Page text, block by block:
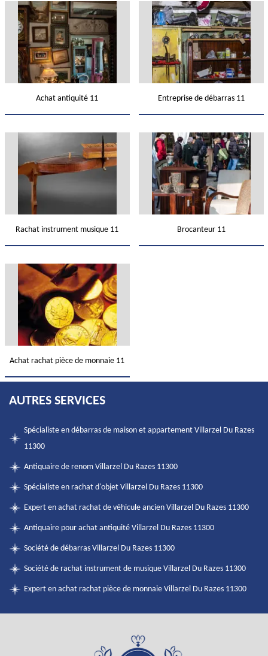
Achat antiquité 11 Entreprise de débarras 11
Rachat instrument musique 11 Brocanteur 11
Achat rachat pièce de monnaie 11
AUTRES SERVICES
Spécialiste en débarras de maison et appartement Villarzel Du Razes
11300
Antiquaire de renom Villarzel Du Razes 11300
Spécialiste en rachat d'objet Villarzel Du Razes 11300
Expert en achat rachat de véhicule ancien Villarzel Du Razes 11300
Antiquaire pour achat antiquité Villarzel Du Razes 11300
Société de débarras Villarzel Du Razes 11300
Société de rachat instrument de musique Villarzel Du Razes 11300
Expert en achat rachat pièce de monnaie Villarzel Du Razes 11300